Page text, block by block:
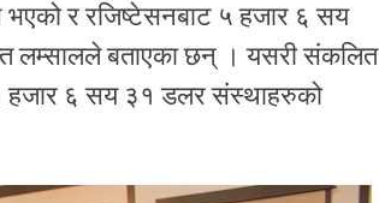
र रजिष्टेसनबाट ५ हजार ६ सय
लम्सालले बताएका छन् । यसरी संकलित
हजार ६ सय ३१ डलर संस्थाहरुको